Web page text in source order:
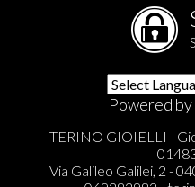
Powered by
TERINO GIOIELLI -
Via Galileo Galilei, 2 -